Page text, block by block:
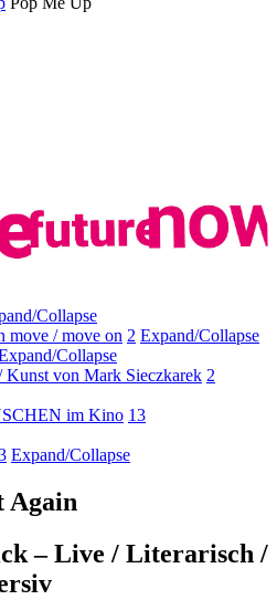
Collapse
move / move on 2 Expand/Collapse
Collapse
Kunst von Mark Sieczkarek 2
im Kino 13
Expand/Collapse
Again
– Live / Literarisch /